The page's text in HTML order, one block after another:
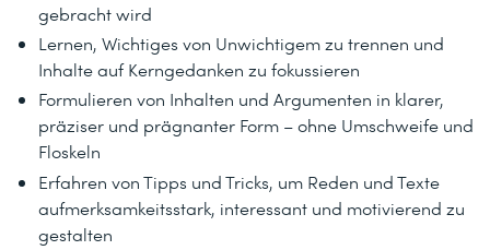
gebracht wird
Lernen, Wichtiges von Unwichtigem zu trennen und
Inhalte auf Kerngedanken zu fokussieren
Formulieren von Inhalten und Argumenten in klarer,
präziser und prägnanter Form – ohne Umschweife und
Floskeln
Erfahren von Tipps und Tricks, um Reden und Texte
aufmerksamkeitsstark, interessant und motivierend zu
gestalten